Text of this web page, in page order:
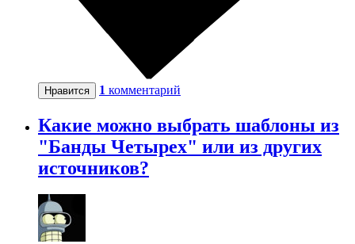
Нравится 1 комментарий
Какие можно выбрать шаблоны из
"Банды Четырех" или из других
источников?